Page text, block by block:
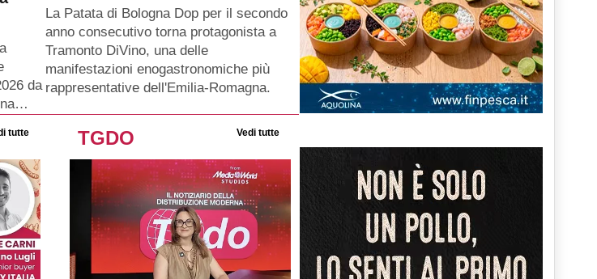
da
La Patata di Bologna Dop per il secondo
anno consecutivo torna protagonista a
Tramonto DiVino, una delle
manifestazioni enogastronomiche più
rappresentative dell'Emilia-Romagna.
tutte TGDO Vedi tutte